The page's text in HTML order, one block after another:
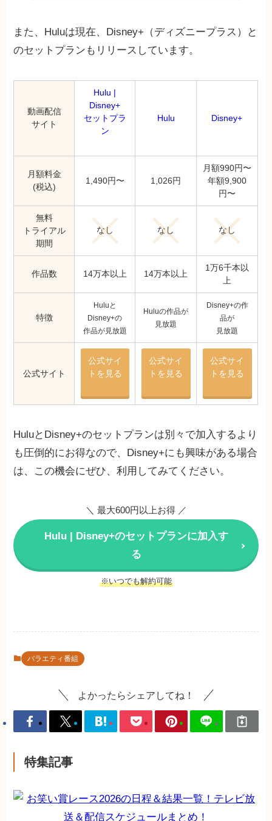
また、Huluは現在、Disney+（ディズニープラス）と
のセットプランもリリースしています。
動画配信
サイト
Hulu |
Disney+
セットプラ
ン
Hulu Disney+
月額料金
(税込)
1,490円〜 1,026円
月額990円〜
年額9,900
円〜
無料
トライアル
期間
なし なし なし
作品数 14万本以上 14万本以上
1万6千本以
上
特徴
Huluと
Disney+の
作品が見放題
Huluの作品が
見放題
Disney+の作
品が
見放題
公式サイト
公式サイ
トを見る
公式サイ
トを見る
公式サイ
トを見る
HuluとDisney+のセットプランは別々で加入するより
も圧倒的にお得なので、Disney+にも興味がある場合
は、この機会にぜひ、利用してみてください。
＼ 最大600円以上お得 ／
Hulu | Disney+のセットプランに加入す
る
※いつでも解約可能
バラエティ番組
よかったらシェアしてね！
特集記事